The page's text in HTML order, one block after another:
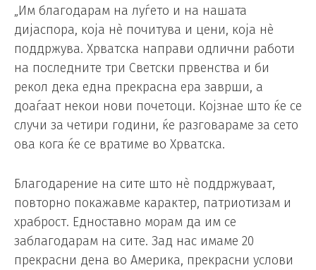
„Им благодарам на луѓето и на нашата
дијаспора, која нè почитува и цени, која нè
поддржува. Хрватска направи одлични работи
на последните три Светски првенства и би
рекол дека една прекрасна ера заврши, а
доаѓаат некои нови почетоци. Којзнае што ќе се
случи за четири години, ќе разговараме за сето
ова кога ќе се вратиме во Хрватска.
Благодарение на сите што нè поддржуваат,
повторно покажавме карактер, патриотизам и
храброст. Едноставно морам да им се
заблагодарам на сите. Зад нас имаме 20
прекрасни дена во Америка, прекрасни услови